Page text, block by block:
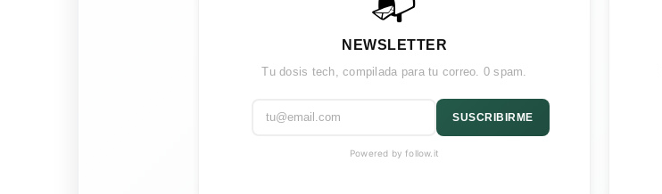
NEWSLETTER
Tu dosis tech, compilada para tu correo. 0 spam.
SUSCRIBIRME
Powered by follow.it